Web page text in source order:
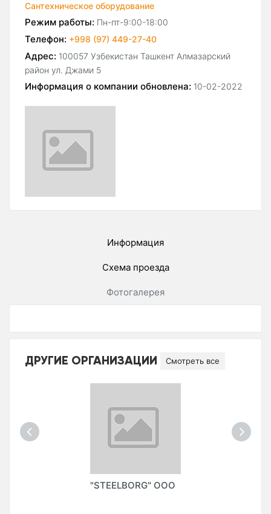
Сантехническое оборудование
Режим работы: Пн-пт-9:00-18:00
Телефон: +998 (97) 449-27-40
Адрес: 100057 Узбекистан Ташкент Алмазарский
район ул. Джами 5
Информация о компании обновлена: 10-02-2022
Информация
Схема проезда
Фотогалерея
ДРУГИЕ ОРГАНИЗАЦИИ Смотреть все
"STEELBORG" ООО